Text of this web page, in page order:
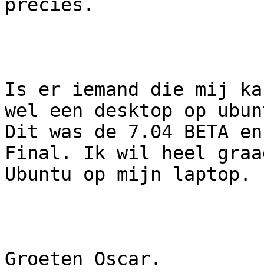
precies.
Is er iemand die mij
wel een desktop op
Dit was de 7.04 BETA
Final. Ik wil heel
Ubuntu op mijn laptop.
Groeten Oscar.